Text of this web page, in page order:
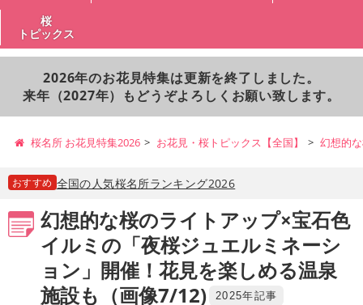
桜
トピックス
2026年のお花見特集は更新を終了しました。
来年（2027年）もどうぞよろしくお願い致します。
桜名所 お花見特集2026 お花見・桜トピックス【全国】 幻想的
おすすめ 全国の人気桜名所ランキング2026
幻想的な桜のライトアップ×宝石色
イルミの「夜桜ジュエルミネーシ
ョン」開催！花見を楽しめる温泉
施設も（画像7/12)
2025年記事